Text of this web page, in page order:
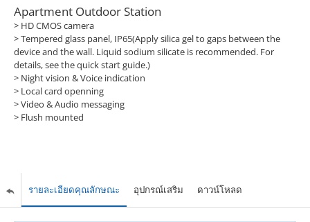
Apartment Outdoor Station
> HD CMOS camera
> Tempered glass panel, IP65(Apply silica gel to gaps between the
device and the wall. Liquid sodium silicate is recommended. For
details, see the quick start guide.)
> Night vision & Voice indication
> Local card openning
> Video & Audio messaging
> Flush mounted
รายละเอียดคุณลักษณะ อุปกรณ์เสริม ดาวน์โหลด